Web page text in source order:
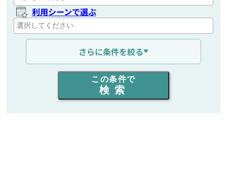
利用シーンで選ぶ
通信距離を選ぶ
出力を選ぶ
同時通話人数を選ぶ
さらに条件を絞る
この条件で
検索